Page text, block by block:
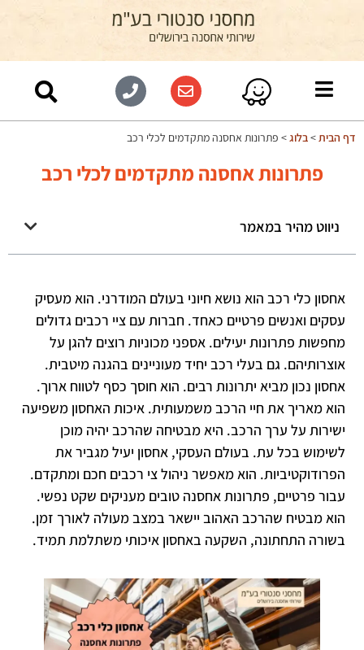
דף הבית>בלוג> פתרונות אחסנה מתקדמים לכלי רכב
פתרונות אחסנה מתקדמים לכלי רכב
אחסון כלי רכב הוא נושא חיוני בעולם המודרני. הוא מעסיק
עסקים ואנשים פרטיים כאחד. חברות עם ציי רכבים גדולים
מחפשות פתרונות יעילים. אספני מכוניות רוצים להגן על
אוצרותיהם. גם בעלי רכב יחיד מעוניינים בהגנה מיטבית.
אחסון נכון מביא יתרונות רבים. הוא חוסך כסף לטווח ארוך.
הוא מאריך את חיי הרכב משמעותית. איכות האחסון משפיעה
ישירות על ערך הרכב. היא מבטיחה שהרכב יהיה מוכן
לשימוש בכל עת. בעולם העסקי, אחסון יעיל מגביר את
הפרודוקטיביות. הוא מאפשר ניהול צי רכבים חכם ומתקדם.
עבור פרטיים, פתרונות אחסנה טובים מעניקים שקט נפשי.
הוא מבטיח שהרכב האהוב יישאר במצב מעולה לאורך זמן.
בשורה התחתונה, השקעה באחסון איכותי משתלמת תמיד.
ניווט מהיר במאמר